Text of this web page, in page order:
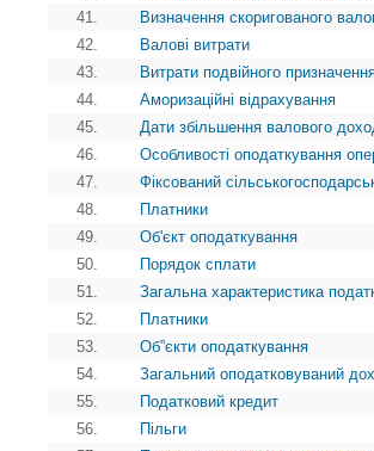
41.
Визначення скоригованого
42.
Валові витрати
43.
Витрати подвійного
44.
Аморизаційні відрахування
45.
Дати збільшення валового
46.
Особливості оподаткування
47.
Фіксований
48.
Платники
49.
Об'єкт оподаткування
50.
Порядок сплати
51.
Загальна характеристика
52.
Платники
53.
Об”єкти оподаткування
54.
Загальний оподатковуваний
55.
Податковий кредит
56.
Пільги